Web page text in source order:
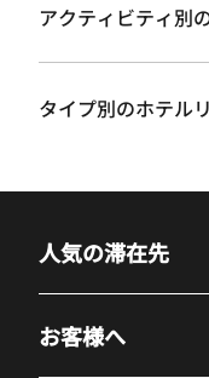
アクティビティ別
タイプ別のホテル
人気の滞在先
お客様へ